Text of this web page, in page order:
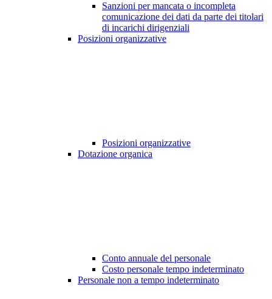
Sanzioni per mancata o incompleta
comunicazione dei dati da parte dei titolari
di incarichi dirigenziali
Posizioni organizzative
Posizioni organizzative
Dotazione organica
Conto annuale del personale
Costo personale tempo indeterminato
Personale non a tempo indeterminato